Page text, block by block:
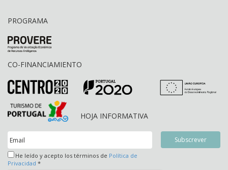
PROGRAMA
CO-FINANCIAMIENTO
HOJA INFORMATIVA
He leído y acepto los términos de Política de
Privacidad *